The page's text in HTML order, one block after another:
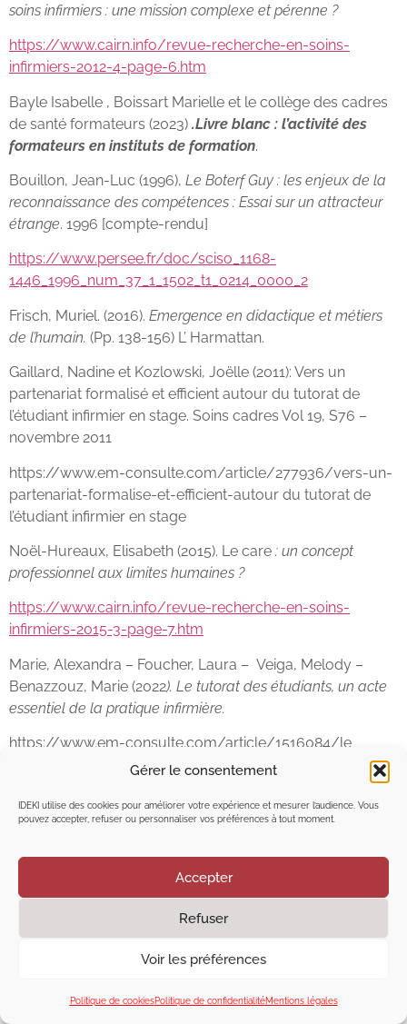
Gérer le consentement
IDEKI utilise des cookies pour améliorer votre expérience et mesurer l’audience. Vous
pouvez accepter, refuser ou personnaliser vos préférences à tout moment.
Accepter
Refuser
Voir les préférences
Politique de cookiesPolitique de confidentialitéMentions légales
soins infirmiers : une mission complexe et pérenne ?
https://www.cairn.info/revue-recherche-en-soins-
infirmiers-2012-4-page-6.htm
Bayle Isabelle , Boissart Marielle et le collège des cadres
de santé formateurs (2023) .Livre blanc : l’activité des
formateurs en instituts de formation.
Bouillon, Jean-Luc (1996), Le Boterf Guy : les enjeux de la
reconnaissance des compétences : Essai sur un attracteur
étrange. 1996 [compte-rendu]
https://www.persee.fr/doc/sciso_1168-
1446_1996_num_37_1_1502_t1_0214_0000_2
Frisch, Muriel. (2016). Emergence en didactique et métiers
de l’humain. (Pp. 138-156) L’ Harmattan.
Gaillard, Nadine et Kozlowski, Joëlle (2011): Vers un
partenariat formalisé et efficient autour du tutorat de
l’étudiant infirmier en stage. Soins cadres Vol 19, S76 –
novembre 2011
https://www.em-consulte.com/article/277936/vers-un-
partenariat-formalise-et-efficient-autour du tutorat de
l’étudiant infirmier en stage
Noël-Hureaux, Elisabeth (2015). Le care : un concept
professionnel aux limites humaines ?
https://www.cairn.info/revue-recherche-en-soins-
infirmiers-2015-3-page-7.htm
Marie, Alexandra – Foucher, Laura – Veiga, Melody –
Benazzouz, Marie (2022). Le tutorat des étudiants, un acte
essentiel de la pratique infirmière.
https://www.em-consulte.com/article/1516084/le
tutorat- des- étudiants- un -acte -essentiel -de- la-
Morvillers, Jean Manuel. ( 2015).le care, le caring, le cure et
soins-infirmiers-2015-3-page-77.htm
Paragot, J-M. (2016). Les « occasions d’apprendre » un
geste professionnel d’aujourd’hui. Dans M. Frisch (Dir.),
Emergences en didactiques pour les métiers de l’humain
(pp. 97-112). Paris : L’Harmattan.
Rudis, Christopher(2023) (Skhole d’Art (Toulouse) et ETPA